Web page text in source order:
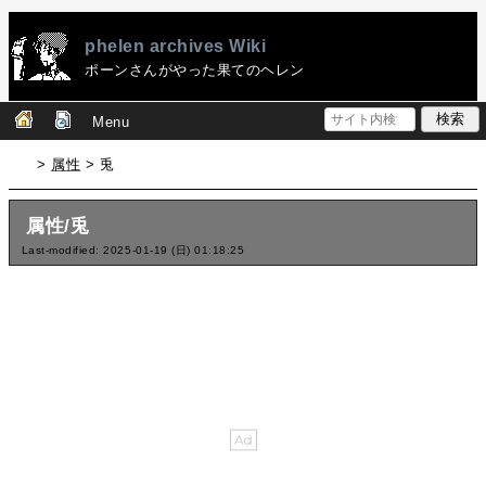
phelen archives Wiki
ポーンさんがやった果てのヘレン
Menu
> 属性 > 兎
属性/兎
Last-modified: 2025-01-19 (日) 01:18:25